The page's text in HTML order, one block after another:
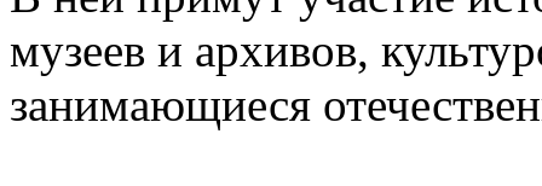
музеев и архивов,
занимающиеся